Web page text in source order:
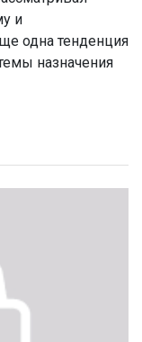
и
одна тенденция
назначения